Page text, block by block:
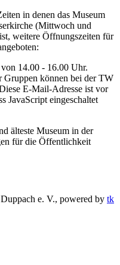
in denen das Museum
(Mittwoch und
weitere Öffnungszeiten für
14.00 - 16.00 Uhr.
Gruppen können bei der TW
E-Mail-Adresse ist vor
JavaScript eingeschaltet
älteste Museum in der
für die Öffentlichkeit
e. V., powered by tk